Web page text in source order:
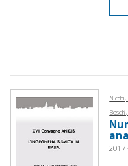
Nicchi,
2017